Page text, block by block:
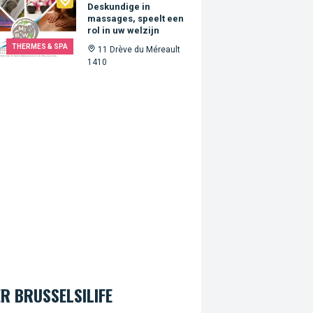
THERMES & SPA
Deskundige in
massages, speelt een
rol in uw welzijn
11 Drève du Méreault
1410
BRUSSELSILIFE